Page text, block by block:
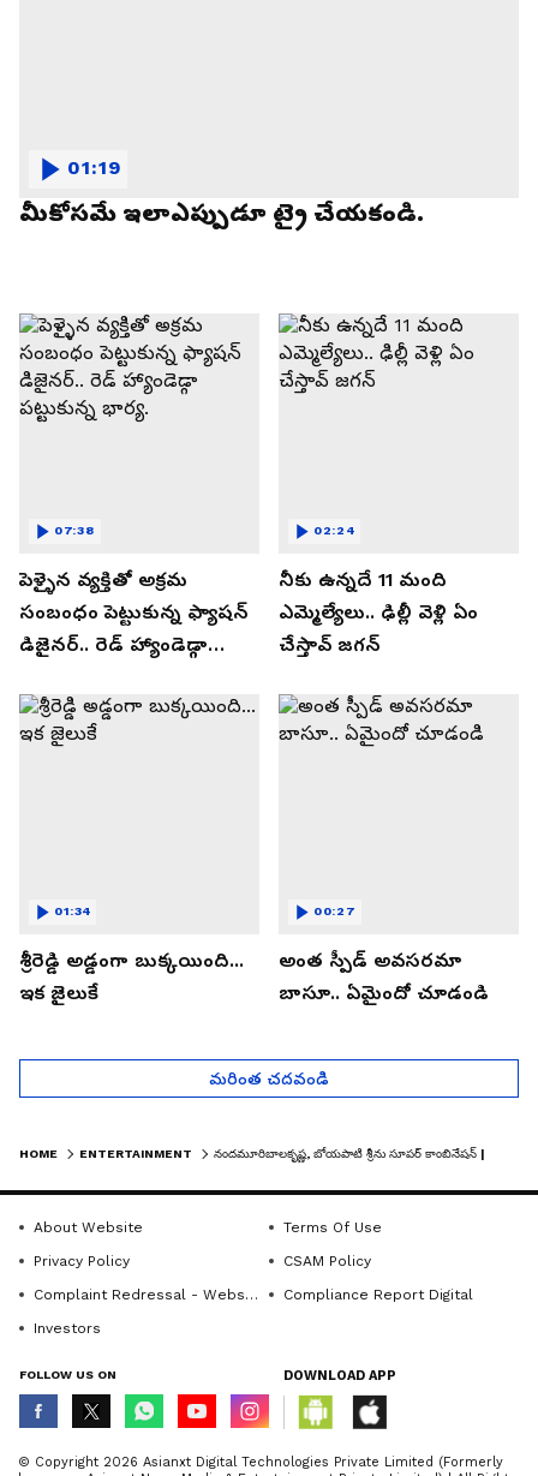
మీకోసమే ఇలాఎప్పుడూ ట్రై చేయకండి.
01:19
పెళ్ళైన వ్యక్తితో అక్రమ
సంబంధం పెట్టుకున్న ఫ్యాషన్
డిజైనర్.. రెడ్ హ్యాండెడ్గా
07:38
నీకు ఉన్నదే 11 మంది
ఎమ్మెల్యేలు.. ఢిల్లీ వెళ్లి ఏం
చేస్తావ్ జగన్
02:24
శ్రీరెడ్డి అడ్డంగా బుక్కయింది...
ఇక జైలుకే
01:34
అంత స్పీడ్ అవసరమా
బాసూ.. ఏమైందో చూడండి
00:27
మరింత చదవండి
HOME ENTERTAINMENT
About Website
Terms Of Use
Privacy Policy
CSAM Policy
Complaint Redressal - Website
Compliance Report Digital
Investors
FOLLOW US ON DOWNLOAD APP
© Copyright 2026 Asianxt Digital Technologies Private Limited (Formerly